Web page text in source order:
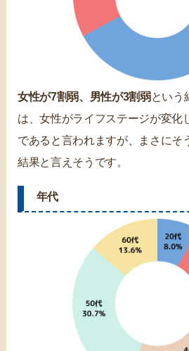
女性が7割弱、男性が3割弱という
は、女性がライフステージが変化
であると言われますが、まさにそ
結果と言えそうです。
年代